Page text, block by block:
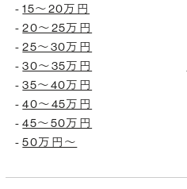
-15〜20万円
-20〜25万円
-25〜30万円
-30〜35万円
-35〜40万円
-40〜45万円
-45〜50万円
-50万円〜